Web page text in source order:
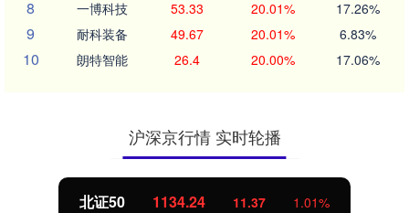
8 一博科技 53.33 20.01% 17.26%
9 耐科装备 49.67 20.01% 6.83%
10 朗特智能 26.4 20.00% 17.06%
沪深京行情 实时轮播
北证50 1134.24 11.37 1.01%